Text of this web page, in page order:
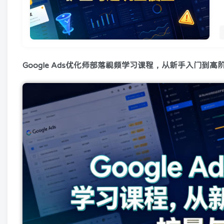
Google Ads优化师部落视频学习课程，从新手入门到高